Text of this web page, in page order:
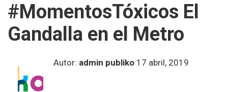
#MomentosTóxicos El
Gandalla en el Metro
Autor: admin publiko 17 abril, 2019